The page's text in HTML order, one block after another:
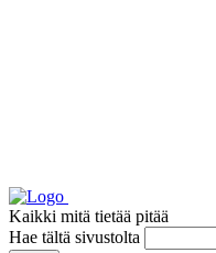
Kaikki mitä tietää pitää
Hae tältä sivustolta